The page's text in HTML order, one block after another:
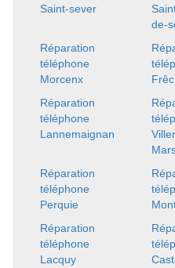
Saint-sever
de-
Réparation
téléphone
Morcenx
Réparation
téléphone
Lannemaignan
Réparation
téléphone
Perquie
Réparation
téléphone
Lacquy